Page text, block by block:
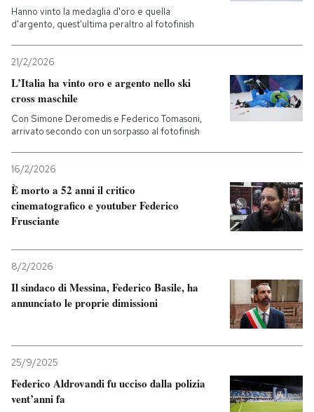
Entra
Hanno vinto la medaglia d'oro e quella
d'argento, quest'ultima peraltro al fotofinish
21/2/2026
L’Italia ha vinto oro e argento nello ski
cross maschile
Con Simone Deromedis e Federico Tomasoni,
arrivato secondo con un sorpasso al fotofinish
16/2/2026
È morto a 52 anni il critico
cinematografico e youtuber Federico
Frusciante
8/2/2026
Il sindaco di Messina, Federico Basile, ha
annunciato le proprie dimissioni
25/9/2025
Federico Aldrovandi fu ucciso dalla polizia
vent’anni fa